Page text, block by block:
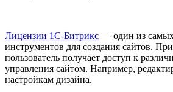
Лицензии 1С-Битрикс — один из
инструментов для создания сайтов.
пользователь получает доступ к
управления сайтом. Например,
настройкам дизайна.